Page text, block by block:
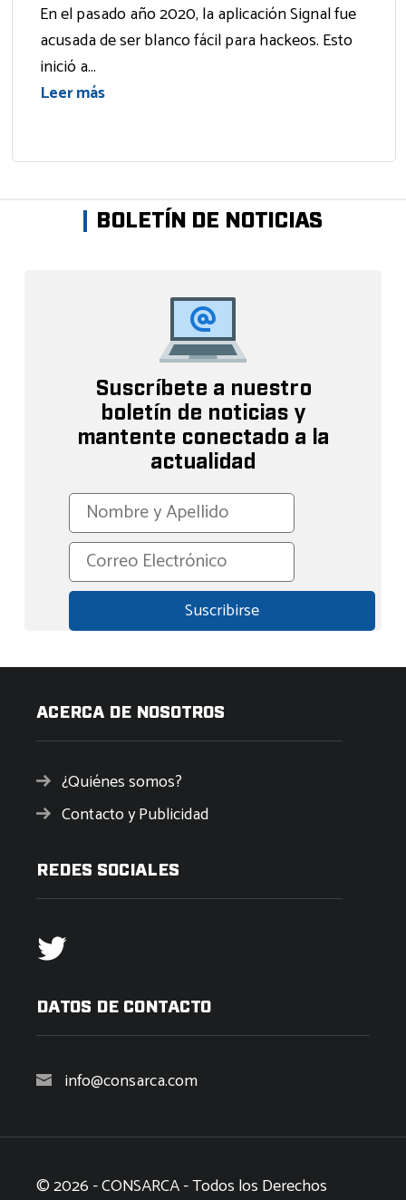
En el pasado año 2020, la aplicación Signal fue
acusada de ser blanco fácil para hackeos. Esto
inició a...
Leer más
BOLETÍN DE NOTICIAS
Suscríbete a nuestro
boletín de noticias y
mantente conectado a la
actualidad
ACERCA DE NOSOTROS
¿Quiénes somos?
Contacto y Publicidad
REDES SOCIALES
DATOS DE CONTACTO
info@consarca.com
© 2026 - CONSARCA - Todos los Derechos